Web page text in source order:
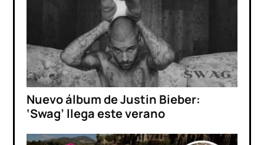
Nuevo álbum de Justin Bieber:
‘Swag’ llega este verano